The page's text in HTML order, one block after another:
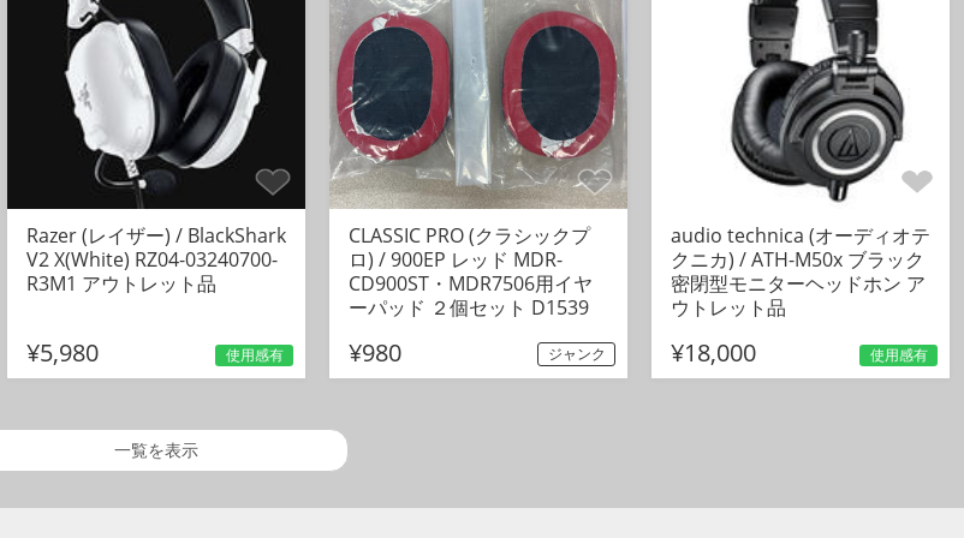
Razer (レイザー) / BlackShark
V2 X(White) RZ04-03240700-
R3M1 アウトレット品
¥5,980 使用感有
CLASSIC PRO (クラシックプ
ロ) / 900EP レッド MDR-
CD900ST・MDR7506用イヤ
ーパッド ２個セット D1539
¥980 ジャンク
audio technica (オーディオテ
クニカ) / ATH-M50x ブラック
密閉型モニターヘッドホン ア
ウトレット品
¥18,000 使用感有
一覧を表示